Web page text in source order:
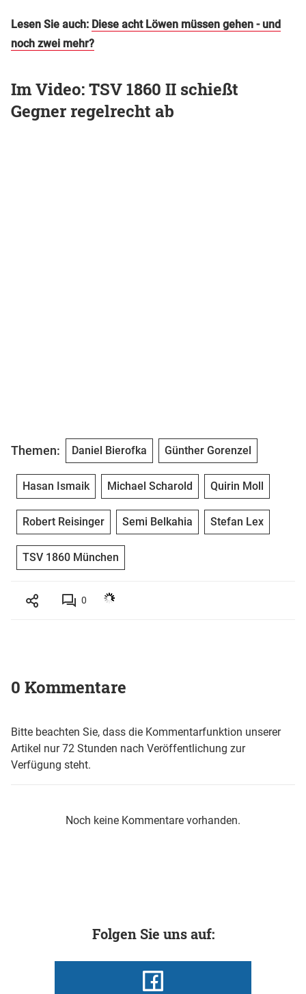
Lesen Sie auch: Diese acht Löwen müssen gehen - und
noch zwei mehr?
Im Video: TSV 1860 II schießt
Gegner regelrecht ab
Themen: Daniel Bierofka Günther Gorenzel
Hasan Ismaik Michael Scharold Quirin Moll
Robert Reisinger Semi Belkahia Stefan Lex
TSV 1860 München
0
0 Kommentare
Bitte beachten Sie, dass die Kommentarfunktion unserer
Artikel nur 72 Stunden nach Veröffentlichung zur
Verfügung steht.
Noch keine Kommentare vorhanden.
Folgen Sie uns auf: